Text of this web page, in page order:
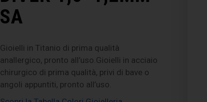
SA
Gioielli in Titanio di prima qualità
anallergico, pronto all’uso.Gioielli in acciaio
chirurgico di prima qualità, privi di bave o
angoli appuntiti, pronto all’uso.